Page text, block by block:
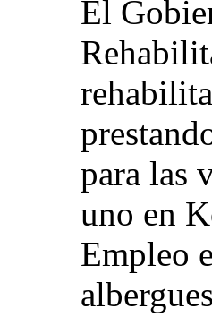
El
para las
uno en
Empleo